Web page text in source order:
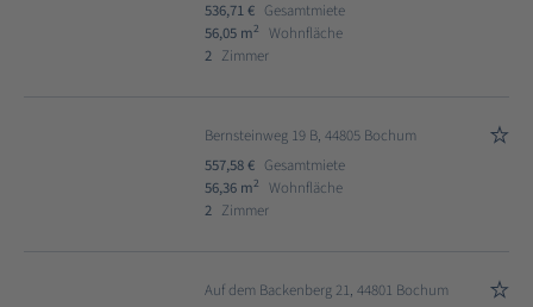
536,71 € Gesamtmiete
56,05 m2
Wohnfläche
2 Zimmer
Bernsteinweg 19 B, 44805 Bochum
557,58 € Gesamtmiete
56,36 m2
Wohnfläche
2 Zimmer
Auf dem Backenberg 21, 44801 Bochum